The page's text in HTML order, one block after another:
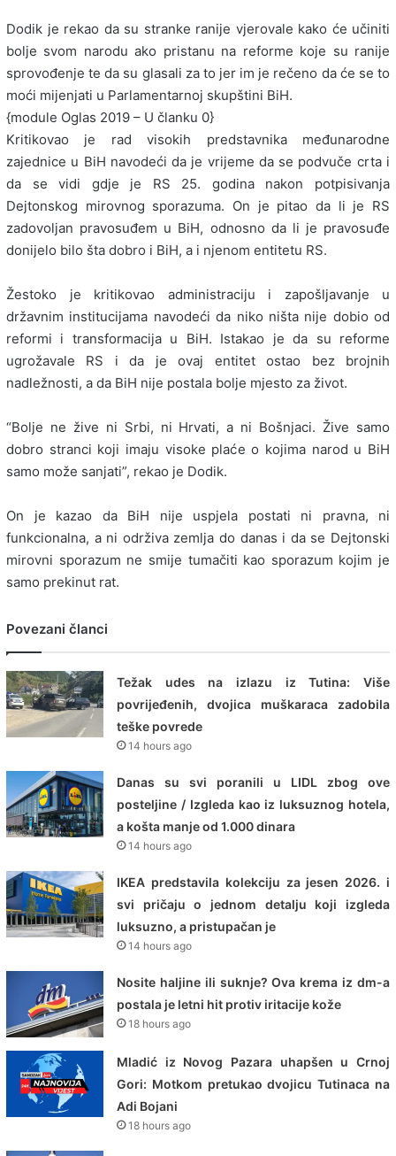
Dodik je rekao da su stranke ranije vjerovale kako će učiniti
bolje svom narodu ako pristanu na reforme koje su ranije
sprovođenje te da su glasali za to jer im je rečeno da će se to
moći mijenjati u Parlamentarnoj skupštini BiH.
{module Oglas 2019 – U članku 0}
Kritikovao je rad visokih predstavnika međunarodne
zajednice u BiH navodeći da je vrijeme da se podvuče crta i
da se vidi gdje je RS 25. godina nakon potpisivanja
Dejtonskog mirovnog sporazuma. On je pitao da li je RS
zadovoljan pravosuđem u BiH, odnosno da li je pravosuđe
donijelo bilo šta dobro i BiH, a i njenom entitetu RS.
Žestoko je kritikovao administraciju i zapošljavanje u
državnim institucijama navodeći da niko ništa nije dobio od
reformi i transformacija u BiH. Istakao je da su reforme
ugrožavale RS i da je ovaj entitet ostao bez brojnih
nadležnosti, a da BiH nije postala bolje mjesto za život.
“Bolje ne žive ni Srbi, ni Hrvati, a ni Bošnjaci. Žive samo
dobro stranci koji imaju visoke plaće o kojima narod u BiH
samo može sanjati”, rekao je Dodik.
On je kazao da BiH nije uspjela postati ni pravna, ni
funkcionalna, a ni održiva zemlja do danas i da se Dejtonski
mirovni sporazum ne smije tumačiti kao sporazum kojim je
samo prekinut rat.
Povezani članci
Težak udes na izlazu iz Tutina: Više
povrijeđenih, dvojica muškaraca zadobila
teške povrede
14 hours ago
Danas su svi poranili u LIDL zbog ove
posteljine / Izgleda kao iz luksuznog hotela,
a košta manje od 1.000 dinara
14 hours ago
IKEA predstavila kolekciju za jesen 2026. i
svi pričaju o jednom detalju koji izgleda
luksuzno, a pristupačan je
14 hours ago
Nosite haljine ili suknje? Ova krema iz dm-a
postala je letni hit protiv iritacije kože
18 hours ago
Mladić iz Novog Pazara uhapšen u Crnoj
Gori: Motkom pretukao dvojicu Tutinaca na
Adi Bojani
18 hours ago